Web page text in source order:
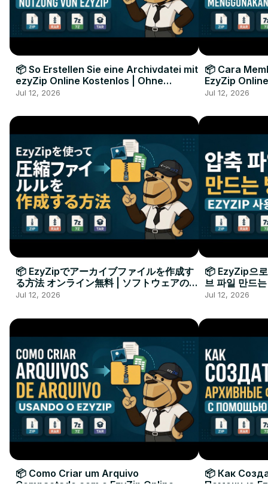
📦 So Erstellen Sie eine Archivdatei mit
ezyZip Online Kostenlos | Ohne
Softwareinstallation
Jul 12, 2026
📦 Cara
EzyZip
Perangkat
Jul 12, 2026
📦 EzyZipでアーカイブファイルを作成す
る方法 オンライン無料 | ソフトウェアのイ
ンストール不要
Jul 12, 2026
📦 EzyZip으
브 파일 만드
요
Jul 12, 2026
📦 Como Criar um Arquivo
📦 Как